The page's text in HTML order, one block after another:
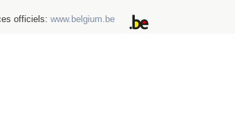
officiels: www.belgium.be